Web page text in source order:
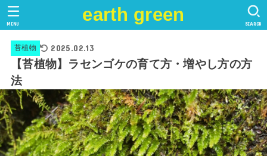
earth green SEARCH
MENU
苔植物 2025.02.13
【苔植物】ラセンゴケの育て方・増やし方の方
法